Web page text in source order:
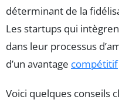
déterminant de la
Les startups qui
dans leur processus
d’un avantage compétitif
Voici quelques conseils